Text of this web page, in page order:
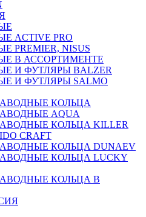
ACTIVE PRO
NISUS
В АССОРТИМЕНТЕ
И ФУТЛЯРЫ BALZER
И ФУТЛЯРЫ SALMO
КОЛЬЦА
AQUA
КОЛЬЦА KILLER
CRAFT
КОЛЬЦА DUNAEV
КОЛЬЦА LUCKY
КОЛЬЦА В